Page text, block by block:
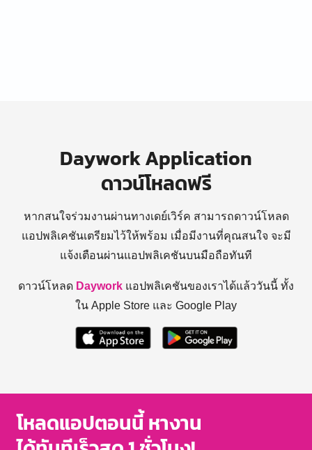
Daywork Application
ดาวน์โหลดฟรี
หากสนใจร่วมงานผ่านทางเดย์เวิร์ค สามารถดาวน์โหลด
แอปพลิเคชันเตรียมไว้ให้พร้อม เมื่อมีงานที่คุณสนใจ จะมี
แจ้งเตือนผ่านแอปพลิเคชันบนมือถือทันที
ดาวน์โหลด Daywork แอปพลิเคชันของเราได้แล้ววันนี้ ทั้ง
ใน Apple Store และ Google Play
โหลดแอปตอนนี้ หางาน